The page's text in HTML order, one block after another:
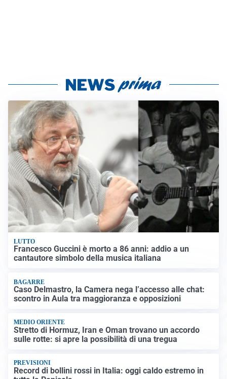
LUTTO
Francesco Guccini è morto a 86 anni: addio a un
cantautore simbolo della musica italiana
BAGARRE
Caso Delmastro, la Camera nega l’accesso alle chat:
scontro in Aula tra maggioranza e opposizioni
MEDIO ORIENTE
Stretto di Hormuz, Iran e Oman trovano un accordo
sulle rotte: si apre la possibilità di una tregua
PREVISIONI
Record di bollini rossi in Italia: oggi caldo estremo in